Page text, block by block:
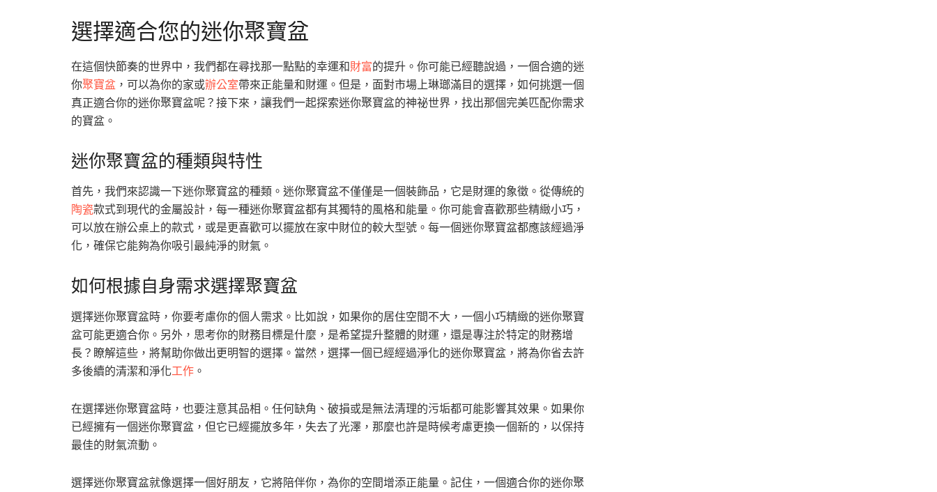
選擇適合您的迷你聚寶盆
在這個快節奏的世界中，我們都在尋找那一點點的幸運和財富的提升。你可能已經聽說過，一個合適的迷
你聚寶盆 ，可以為你的家或辦公室帶來正能量和財運。但是，面對市場上琳瑯滿目的選擇，如何挑選一個
真正適合你的迷你聚寶盆呢？接下來，讓我們一起探索迷你聚寶盆的神祕世界，找出那個完美匹配你需求
的寶盆。
迷你聚寶盆的種類與特性
首先，我們來認識一下迷你聚寶盆的種類。迷你聚寶盆不僅僅是一個裝飾品，它是財運的象徵。從傳統的
陶瓷款式到現代的金屬設計，每一種迷你聚寶盆都有其獨特的風格和能量。你可能會喜歡那些精緻小巧，
可以放在辦公桌上的款式，或是更喜歡可以擺放在家中財位的較大型號。每一個迷你聚寶盆都應該經過淨
化，確保它能夠為你吸引最純淨的財氣。
如何根據自身需求選擇聚寶盆
選擇迷你聚寶盆時，你要考慮你的個人需求。比如說，如果你的居住空間不大，一個小巧精緻的迷你聚寶
盆可能更適合你。另外，思考你的財務目標是什麼，是希望提升整體的財運，還是專注於特定的財務增
長？瞭解這些，將幫助你做出更明智的選擇。當然，選擇一個已經經過淨化的迷你聚寶盆，將為你省去許
多後續的清潔和淨化工作 。
在選擇迷你聚寶盆時，也要注意其品相。任何缺角、破損或是無法清理的污垢都可能影響其效果。如果你
已經擁有一個迷你聚寶盆，但它已經擺放多年，失去了光澤，那麼也許是時候考慮更換一個新的，以保持
最佳的財氣流動。
選擇迷你聚寶盆就像選擇一個好朋友，它將陪伴你，為你的空間增添正能量。記住，一個適合你的迷你聚